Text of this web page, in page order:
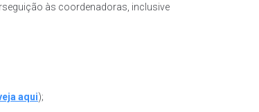
às coordenadoras, inclusive
aqui);